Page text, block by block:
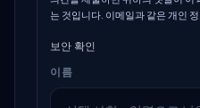
는 것입니다. 이메일과 같은 개인
보안 확인
이름